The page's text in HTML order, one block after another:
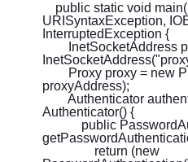
public static void
URISyntaxException,
InterruptedException {
InetSocketAddress
Proxy proxy = new
proxyAddress);
Authenticator
Authenticator() {
public
return (new